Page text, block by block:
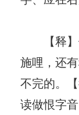
【释】
施哩，还
不完的。
读做恨字